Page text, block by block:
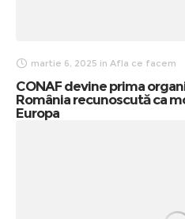
martie 6, 2025 in Afla ce facem
CONAF devine prima
România recunoscută ca
Europa